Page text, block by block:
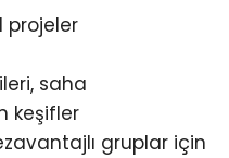
projeler
saha
keşifler
gruplar için